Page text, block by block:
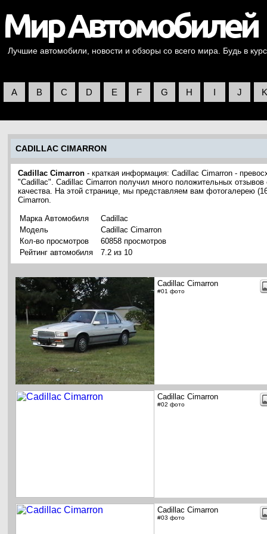
Лучшие автомобили, новости и обзоры со всего мира. Будь в
A B C D E F G H I J K
CADILLAC CIMARRON
Cadillac Cimarron - краткая информация: Cadillac Cimarron -
"Cadillac". Cadillac Cimarron получил много положительных отзывов
качества. На этой странице, мы представляем вам фотогалерею
Cimarron.
Марка Автомобиля
Cadillac
Модель
Cadillac Cimarron
Кол-во просмотров
60858 просмотров
Рейтинг автомобиля
7.2 из 10
Cadillac Cimarron
#01 фото
Cadillac Cimarron
#02 фото
Cadillac Cimarron
#03 фото